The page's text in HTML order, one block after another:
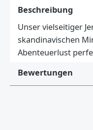
Beschreibung
Unser vielseitiger
skandinavischen
Abenteuerlust
Bewertungen